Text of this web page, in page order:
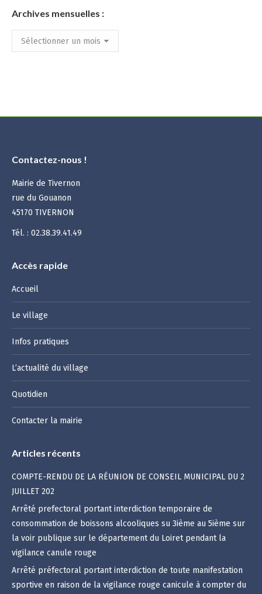
Archives mensuelles :
Archives
mensuelles
Contactez-nous !
Mairie de Tivernon
rue du Gouanon
45170 TIVERNON
Tél. : 02.38.39.41.49
Accès rapide
Accueil
Le village
Infos pratiques
L’actualité du village
Quotidien
Contacter la mairie
Articles récents
COMPTE-RENDU DE LA RÉUNION DE CONSEIL MUNICIPAL DU 2
JUILLET 202
Arrêté prefectoral portant interdiction temporaire de
consommation de boissons alcooliques su 3ième au 5ième sur
la voir publique sur le département du Loiret pendant la
vigilance canule rouge
Arrêté préfectoral portant interdiction de toute manifestation
sportive en raison de la vigilance rouge canicule à compter du